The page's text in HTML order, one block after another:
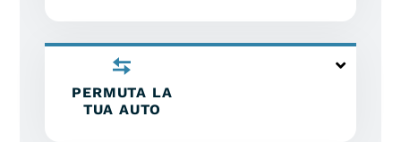
PERMUTA LA
TUA AUTO